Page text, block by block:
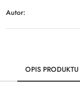
Autor:
OPIS PRODUKTU